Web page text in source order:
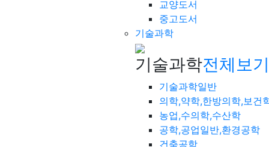
교양도서
중고도서
기술과학
기술과학전체보
기술과학일반
의학,약학,한방의학,보건
농업,수의학,수산학
공학,공업일반,환경공학
건축공학